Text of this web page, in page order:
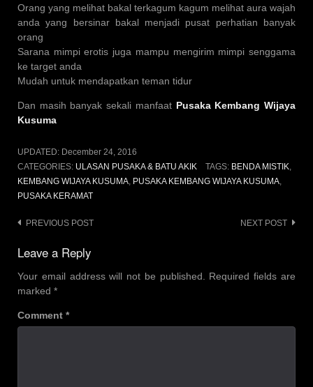
Orang yang melihat bakal terkagum kagum melihat aura wajah
anda yang bersinar bakal menjadi pusat perhatian banyak
orang
Sarana mimpi erotis juga mampu mengirim mimpi senggama
ke target anda
Mudah untuk mendapatkan teman tidur
Dan masih banyak sekali manfaat Pusaka Kembang Wijaya
Kusuma
UPDATED: December 24, 2016
CATEGORIES: ULASAN PUSAKA & BATU AKIK TAGS: BENDA MISTIK,
KEMBANG WIJAYA KUSUMA, PUSAKA KEMBANG WIJAYA KUSUMA,
PUSAKA KERAMAT
Post
navigation
PREVIOUS POST NEXT POST
Leave a Reply
Your email address will not be published.
Required fields are
marked *
Comment *